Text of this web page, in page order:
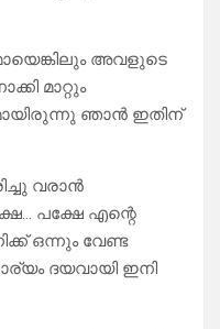
അവളുടെ
മാറ്റും
ഞാൻ ഇതിന്
വരാൻ
പക്ഷേ എന്റെ
ഒന്നും വേണ്ട
ദയവായി ഇനി